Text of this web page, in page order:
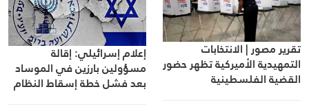
تقرير مصور | الانتخابات
التمهيدية الأميركية تظهر حضور
القضية الفلسطينية
إعلام إسرائيلي: إقالة
مسؤولين بارزين في الموساد
بعد فشل خطة إسقاط النظام